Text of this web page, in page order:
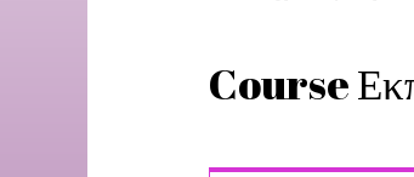
Course